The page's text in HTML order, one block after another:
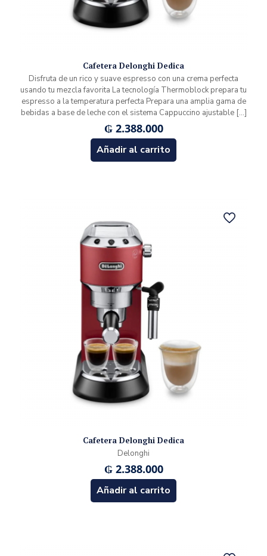
Cafetera Delonghi Dedica
Disfruta de un rico y suave espresso con una crema perfecta
usando tu mezcla favorita La tecnología Thermoblock prepara tu
espresso a la temperatura perfecta Prepara una amplia gama de
bebidas a base de leche con el sistema Cappuccino ajustable[…]
₲2.388.000
Añadir al carrito
Cafetera Delonghi Dedica
Delonghi
₲2.388.000
Añadir al carrito